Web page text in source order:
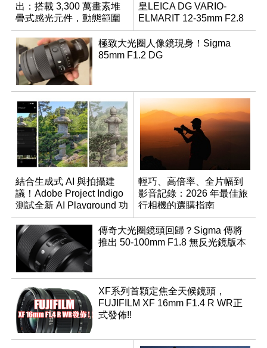
出：搭載 3,300 萬畫素堆
疊式感光元件，動態範圍
超過 15 級
皇LEICA DG VARIO-
ELMARIT 12-35mm F2.8
ASPH. POWER OIS
極致大光圈人像鏡現身！Sigma
85mm F1.2 DG
結合生成式 AI 與拍攝建
議！Adobe Project Indigo
測試全新 AI Playground 功
能
輕巧、高倍率、全片幅到
影音記錄：2026 年最佳旅
行相機的選購指南
傳奇大光圈鏡頭回歸？Sigma 傳將
推出 50-100mm F1.8 無反光鏡版本
XF系列首顆定焦全天候鏡頭，
FUJIFILM XF 16mm F1.4 R WR正
式發佈!!